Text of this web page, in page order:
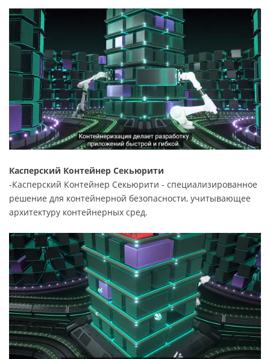
Касперский Контейнер Секьюрити
-Касперский Контейнер Секьюрити - специализированное
решение для контейнерной безопасности, учитывающее
архитектуру контейнерных сред.